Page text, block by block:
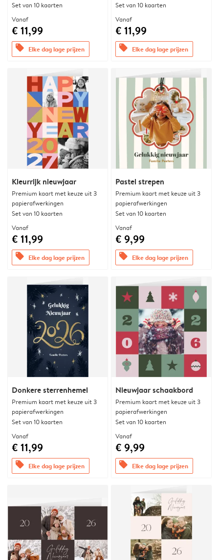
Set van 10 kaarten
Vanaf
€ 11,99
offers Elke dag lage prijzen
Set van 10 kaarten
Vanaf
€ 11,99
offers Elke dag lage prijzen
Kleurrijk nieuwjaar
Premium kaart met keuze uit 3
papierafwerkingen
Set van 10 kaarten
Vanaf
€ 11,99
offers Elke dag lage prijzen
Pastel strepen
Premium kaart met keuze uit 3
papierafwerkingen
Set van 10 kaarten
Vanaf
€ 9,99
offers Elke dag lage prijzen
Donkere sterrenhemel
Premium kaart met keuze uit 3
papierafwerkingen
Set van 10 kaarten
Vanaf
€ 11,99
offers Elke dag lage prijzen
Nieuwjaar schaakbord
Premium kaart met keuze uit 3
papierafwerkingen
Set van 10 kaarten
Vanaf
€ 9,99
offers Elke dag lage prijzen